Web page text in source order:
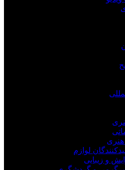
هنری
لوازم
و زیبایی